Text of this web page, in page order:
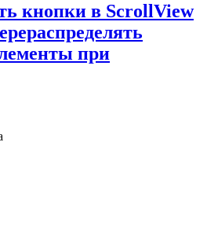
кнопки в ScrollView
при